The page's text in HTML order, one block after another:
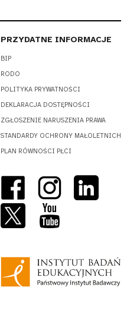
PRZYDATNE INFORMACJE
BIP
RODO
POLITYKA PRYWATNOŚCI
DEKLARACJA DOSTĘPNOŚCI
ZGŁOSZENIE NARUSZENIA PRAWA
STANDARDY OCHRONY MAŁOLETNICH
PLAN RÓWNOŚCI PŁCI